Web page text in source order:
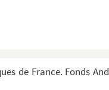
de France. Fonds